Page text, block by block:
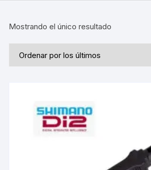
Mostrando el único resultado